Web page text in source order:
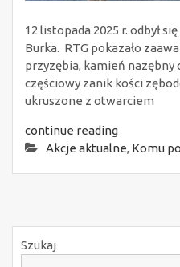
12 listopada 2025 r. odbył
Burka. RTG pokazało
przyzębia, kamień nazębny
częściowy zanik kości
ukruszone z otwarciem
continue reading
Akcje aktualne, Komu
Szukaj